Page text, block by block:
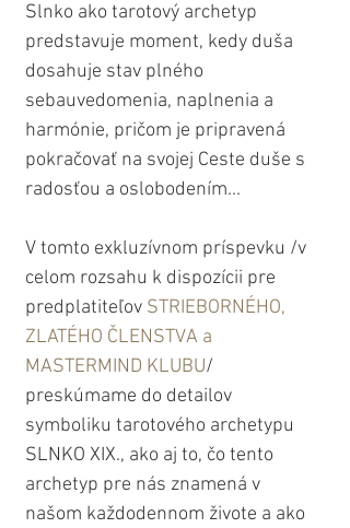
Slnko ako tarotový archetyp
predstavuje moment, kedy duša
dosahuje stav plného
sebauvedomenia, naplnenia a
harmónie, pričom je pripravená
pokračovať na svojej Ceste duše s
radosťou a oslobodením...
V tomto exkluzívnom príspevku /v
celom rozsahu k dispozícii pre
predplatiteľov STRIEBORNÉHO,
ZLATÉHO ČLENSTVA a
MASTERMIND KLUBU/
preskúmame do detailov
symboliku tarotového archetypu
SLNKO XIX., ako aj to, čo tento
archetyp pre nás znamená v
našom každodennom živote a ako